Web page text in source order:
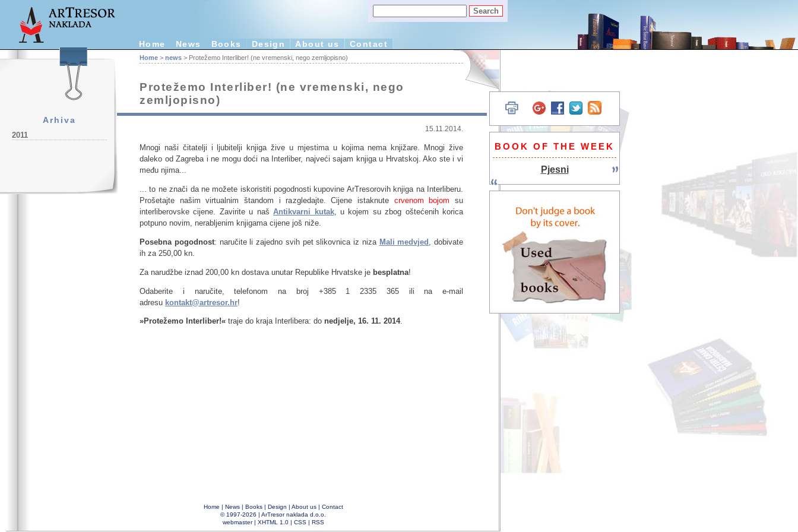
Home News Books Design About us Contact
Arhiva
2011
Home > news > Protežemo Interliber! (ne vremenski, nego zemljopisno)
Protežemo Interliber! (ne vremenski, nego
zemljopisno)
15.11.2014.
Mnogi naši čitatelji i ljubitelji knjiga žive u mjestima u kojima nema knjižare. Mnogi žive
daleko od Zagreba i ne mogu doći na Interliber, najveći sajam knjiga u Hrvatskoj. Ako ste i vi
među njima...
... to ne znači da ne možete iskoristiti pogodnosti kupovine ArTresorovih knjiga na Interliberu.
Prošetajte našim virtualnim štandom i razgledajte. Cijene istaknute crvenom bojom su
interliberovske cijene. Zavirite u našAntikvarni kutak, u kojem su zbog oštećenih korica
potpuno novim, nerabljenim knjigama cijene još niže.
Posebna pogodnost: naručite li zajedno svih pet slikovnica iz niza Mali medvjed , dobivate
ih za 250,00 kn.
Za narudžbe iznad 200,00 kn dostava unutar Republike Hrvatske je besplatna!
Odaberite i naručite, telefonom na broj +385 1 2335 365 ili na e-mail
adresu kontakt@artresor.hr!
»Protežemo Interliber!« traje do kraja Interlibera: do nedjelje, 16. 11. 2014.
Home | News| Books| Design | About us| Contact
© 1997-2026 | ArTresor naklada d.o.o.
webmaster| XHTML 1.0| CSS| RSS
BOOK OF THE WEEK
Pjesni